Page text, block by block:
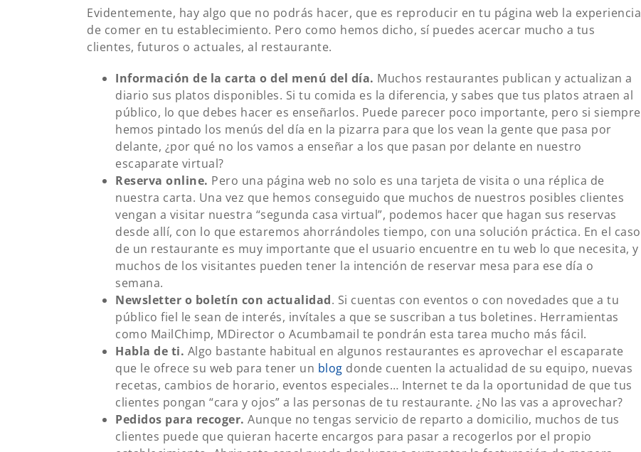
Evidentemente, hay algo que no podrás hacer, que es reproducir en tu página web la experiencia
de comer en tu establecimiento. Pero como hemos dicho, sí puedes acercar mucho a tus
clientes, futuros o actuales, al restaurante.
Información de la carta o del menú del día. Muchos restaurantes publican y actualizan a
diario sus platos disponibles. Si tu comida es la diferencia, y sabes que tus platos atraen al
público, lo que debes hacer es enseñarlos. Puede parecer poco importante, pero si siempre
hemos pintado los menús del día en la pizarra para que los vean la gente que pasa por
delante, ¿por qué no los vamos a enseñar a los que pasan por delante en nuestro
escaparate virtual?
Reserva online. Pero una página web no solo es una tarjeta de visita o una réplica de
nuestra carta. Una vez que hemos conseguido que muchos de nuestros posibles clientes
vengan a visitar nuestra “segunda casa virtual”, podemos hacer que hagan sus reservas
desde allí, con lo que estaremos ahorrándoles tiempo, con una solución práctica. En el caso
de un restaurante es muy importante que el usuario encuentre en tu web lo que necesita, y
muchos de los visitantes pueden tener la intención de reservar mesa para ese día o
semana.
Newsletter o boletín con actualidad. Si cuentas con eventos o con novedades que a tu
público fiel le sean de interés, invítales a que se suscriban a tus boletines. Herramientas
como MailChimp, MDirector o Acumbamail te pondrán esta tarea mucho más fácil.
Habla de ti. Algo bastante habitual en algunos restaurantes es aprovechar el escaparate
que le ofrece su web para tener un blog donde cuenten la actualidad de su equipo, nuevas
recetas, cambios de horario, eventos especiales… Internet te da la oportunidad de que tus
clientes pongan “cara y ojos” a las personas de tu restaurante. ¿No las vas a aprovechar?
Pedidos para recoger. Aunque no tengas servicio de reparto a domicilio, muchos de tus
clientes puede que quieran hacerte encargos para pasar a recogerlos por el propio